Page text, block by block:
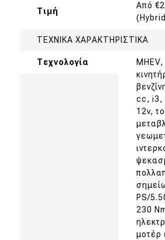
Τιμή
Από
ΤΕΧΝΙΚΑ ΧΑΡΑΚΤΗΡΙΣΤΙΚΑ
Τεχνολογία
MHEV,
cc, i3,
12v,
PS/
230
μοτέρ